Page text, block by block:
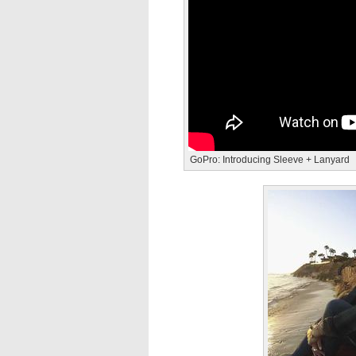
GoPro: Introducing Sleeve + Lanyard